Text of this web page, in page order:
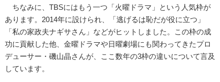
ちなみに、TBSにはもう一つ「火曜ドラマ」という人気枠が
あります。2014年に設けられ、「逃げるは恥だが役に立つ」
「私の家政夫ナギサさん」などがヒットしました。この枠の成
功に貢献した他、金曜ドラマや日曜劇場にも関わってきたプロ
デューサー・磯山晶さんが、ここ数年の3枠の違いについて言及
しています。